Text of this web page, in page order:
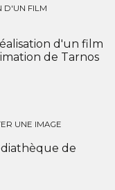
D'UN FILM
d'un film
de Tarnos
UNE IMAGE
de